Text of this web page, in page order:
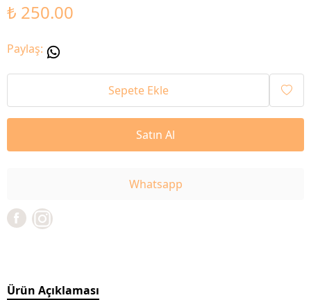
₺ 250.00
Paylaş:
Sepete Ekle
Satın Al
Whatsapp
Ürün Açıklaması